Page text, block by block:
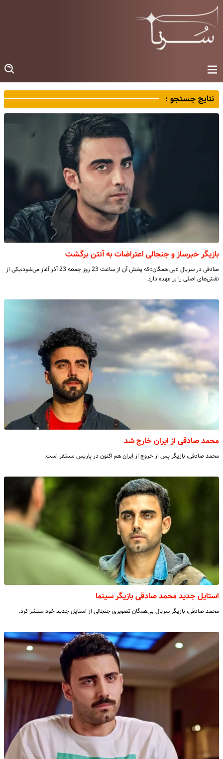
نتایج جستجو :
بازیگر خبرساز و جنجالی اعتراضات به آنتن برگشت
صادقی در سریال «بی همگان»که پخش آن از ساعت 23 روز جمعه 23 آذر آغاز می‌شود،یکی از
نقش‌های اصلی را بر عهده دارد.
محمد صادقی از ایران خارج شد
محمد صادقی، بازیگر پس از خروج از ایران هم اکنون در پاریس مستقر است.
استایل جدید محمد صادقی بازیگر سینما
محمد صادقی، بازیگر سریال بی‌همگان تصویری جنجالی از استایل جدید خود منتشر کرد.